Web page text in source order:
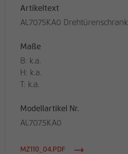
Artikeltext
AL7075KA0 Drehtürenschrank
Maße
B: k.a.
H: k.a.
T: k.a.
Modellartikel Nr.
AL707.5KA0
MZ110_04.PDF